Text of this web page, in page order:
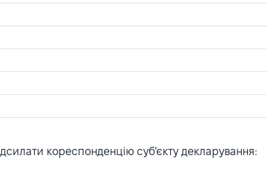
кореспонденцію суб'єкту декларування: